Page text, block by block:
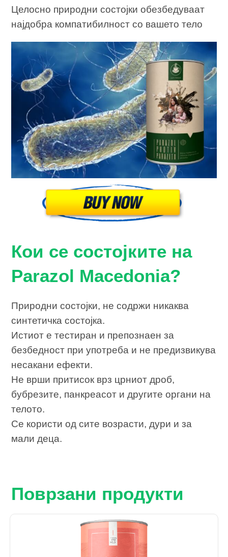
Целосно природни состојки обезбедуваат
најдобра компатибилност со вашето тело
Кои се состојките на
Parazol Macedonia?
Природни состојки, не содржи никаква
синтетичка состојка.
Истиот е тестиран и препознаен за
безбедност при употреба и не предизвикува
несакани ефекти.
Не врши притисок врз црниот дроб,
бубрезите, панкреасот и другите органи на
телото.
Се користи од сите возрасти, дури и за
мали деца.
Поврзани продукти